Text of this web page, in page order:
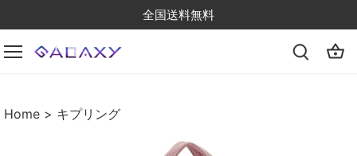
to
content
全国送料無料
Home > キプリング